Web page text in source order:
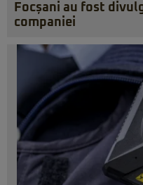
Focșani au fost
companiei